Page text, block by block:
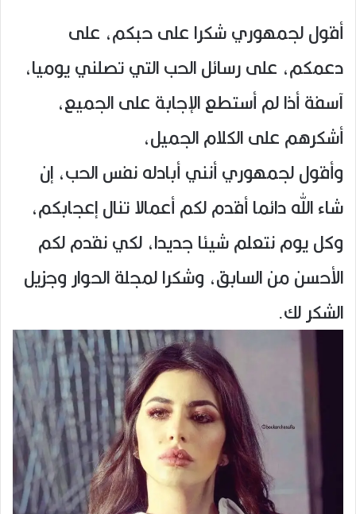
أقول لجمهوري شكرا على حبكم، على
دعمكم، على رسائل الحب التي تصلني يوميا،
آسفة أذا لم أستطع الإجابة على الجميع،
أشكرهم على الكلام الجميل،
وأقول لجمهوري أنني أبادله نفس الحب، إن
شاء الله دائما أقدم لكم أعمالا تنال إعجابكم،
وكل يوم نتعلم شيئا جديدا، لكي نقدم لكم
الأحسن من السابق، وشكرا لمجلة الحوار وجزيل
الشكر لك.